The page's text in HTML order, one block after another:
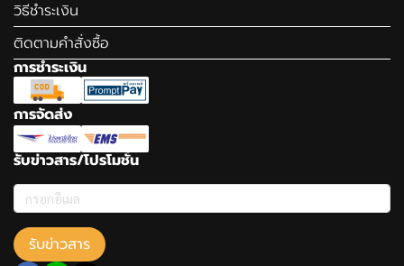
วิธีชำระเงิน
ติดตามคำสั่งซื้อ
การชำระเงิน
การจัดส่ง
รับข่าวสาร/โปรโมชั่น
รับข่าวสาร